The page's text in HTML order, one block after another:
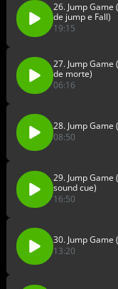
26. Jump
de jump e Fall)
19:15
27. Jump
de morte)
06:16
28. Jump
08:50
29. Jump
sound cue)
16:50
30. Jump
13:20